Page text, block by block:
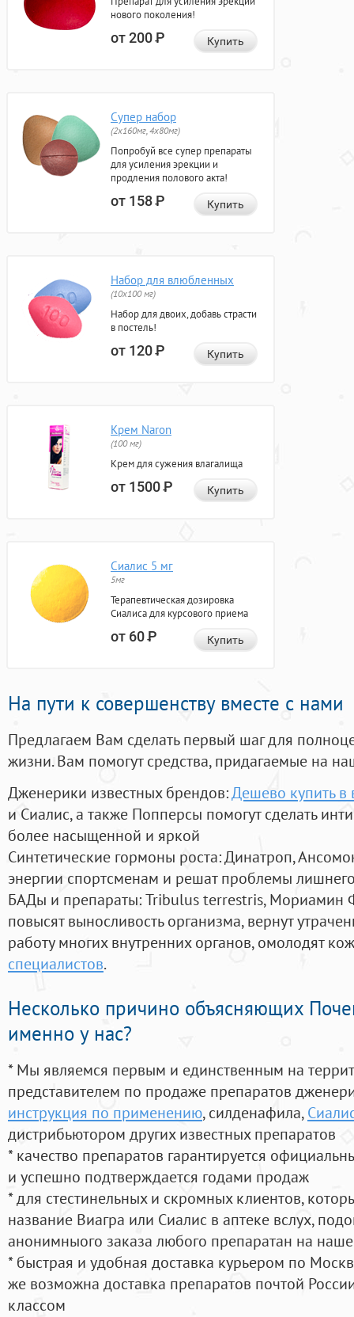
нового поколения!
от 200Р Купить
Супер набор
(2х160мг, 4х80мг)
Попробуй все супер препараты
для усиления эрекции и
продления полового акта!
от 158Р Купить
Набор для влюбленных
(10х100 мг)
Набор для двоих, добавь страсти
в постель!
от 120Р Купить
Крем Naron
(100 мг)
Крем для сужения влагалища
от 1500Р Купить
Сиалис 5 мг
5мг
Терапевтическая дозировка
Сиалиса для курсового приема
от 60Р Купить
На пути к совершенству вместе с нами
Предлагаем Вам сделать первый шаг для
жизни. Вам помогут средства, придагаемые на
Дженерики известных брендов:Дешево купить в
и Сиалис, а также Попперсы помогут сделать
более насыщенной и яркой
Синтетические гормоны роста: Динатроп,
энергии спортсменам и решат проблемы
БАДы и препараты:Tribulus terrestris, Мориамин
повысят выносливость организма, вернут
работу многих внутренних органов, омолодят
специалистов.
Несколько причино объясняющих
именно у нас?
* Мы являемся первым и единственным на
представителем по продаже препаратов
инструкция по применению, силденафила,
дистрибьютором других известных препаратов
* качество препаратов гарантируется
и успешно подтверждается годами продаж
* для стестинельных и скромных клиентов,
название Виагра или Сиалис в аптеке вслух,
анонимныого заказа любого препаратан на
* быстрая и удобная доставка курьером по
же возможна доставка препаратов почтой
классом